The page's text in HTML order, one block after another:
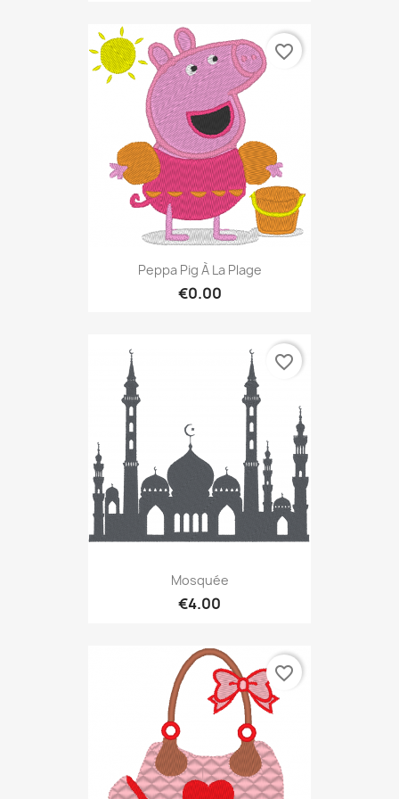
Peppa Pig À La Plage
€0.00
favorite_border
Mosquée
€4.00
favorite_border
favorite_border